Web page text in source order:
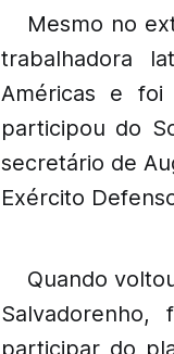
Mesmo no
trabalhadora
Américas e foi
participou do
secretário de
Exército
Quando
participar do